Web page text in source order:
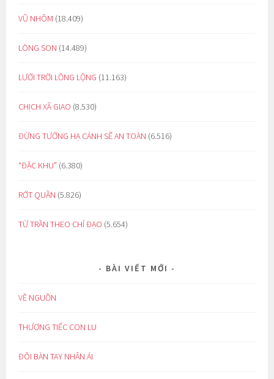
VŨ NHÔM (18.409)
LÒNG SON (14.489)
LƯỚI TRỜI LỒNG LỘNG (11.163)
CHỊCH XÃ GIAO (8.530)
ĐỪNG TƯỞNG HẠ CÁNH SẼ AN TOÀN (6.516)
“ĐẶC KHU” (6.380)
RỚT QUẦN (5.826)
TỪ TRẦN THEO CHỈ ĐẠO (5.654)
BÀI VIẾT MỚI
VỀ NGUỒN
THƯƠNG TIẾC CON LU
ĐÔI BÀN TAY NHÂN ÁI